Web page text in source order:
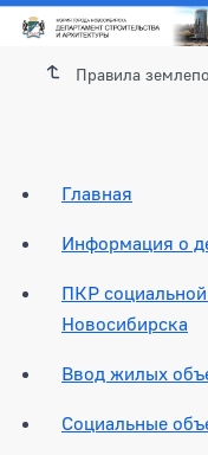
Правила
Главная
Информация о
ПКР
Новосибирска
Ввод жилых
Социальные